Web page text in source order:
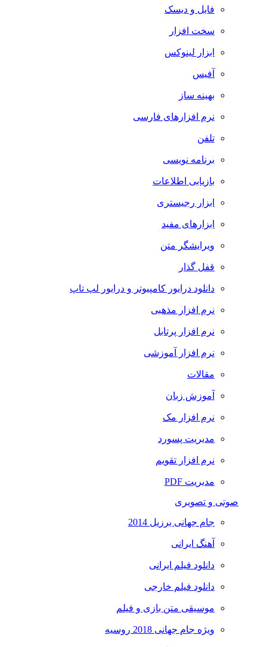
فایل و دیسک
سخت افزار
ابزار لینوکس
آفیس
بهینه ساز
نرم افزارهای فارسی
تلفن
برنامه نویسی
بازیابی اطلاعات
ابزار رجیستری
ابزارهای مفید
ویرایشگر متن
قفل گذار
دانلود درایور کامپیوتر و درایور لپ تاپ
نرم افزار مذهبی
نرم افزار پرتابل
نرم افزار آموزشی
مقالات
آموزش زبان
نرم افزار مک
مدیریت پسورد
نرم افزار تقویم
مدیریت PDF
صوتی و تصویری
جام جهانی برزیل 2014
آهنگ ایرانی
دانلود فیلم ایرانی
دانلود فیلم خارجی
موسیقی متن بازی و فیلم
ویژه جام جهانی 2018 روسیه